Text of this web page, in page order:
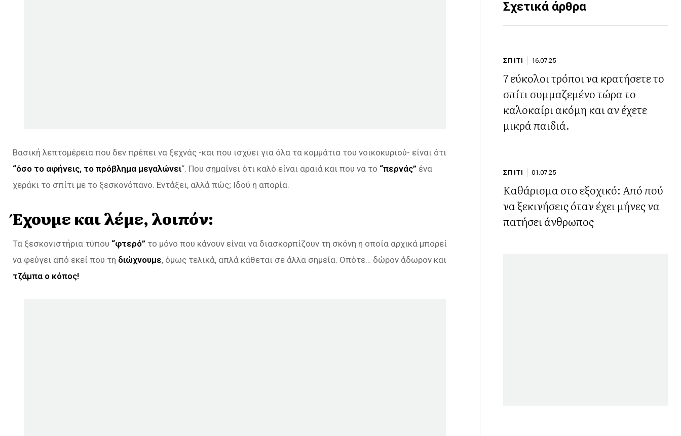
Βασική λεπτομέρεια που δεν πρέπει να ξεχνάς -και που ισχύει για όλα τα κομμάτια του νοικοκυριού- είναι ότι
“όσο το αφήνεις, το πρόβλημα μεγαλώνει“. Που σημαίνει ότι καλό είναι αραιά και που να το “περνάς” ένα
χεράκι το σπίτι με το ξεσκονόπανο. Εντάξει, αλλά πώς; Ιδού η απορία.
Έχουμε και λέμε, λοιπόν:
Τα ξεσκονιστήρια τύπου “φτερό” το μόνο που κάνουν είναι να διασκορπίζουν τη σκόνη η οποία αρχικά μπορεί
να φεύγει από εκεί που τη διώχνουμε, όμως τελικά, απλά κάθεται σε άλλα σημεία. Οπότε… δώρον άδωρον και
τζάμπα ο κόπος!
Σχετικά άρθρα
ΣΠΙΤΙ 16.07.25
7 εύκολοι τρόποι να κρατήσετε το
σπίτι συμμαζεμένο τώρα το
καλοκαίρι ακόμη και αν έχετε
μικρά παιδιά.
ΣΠΙΤΙ 01.07.25
Καθάρισμα στο εξοχικό: Από πού
να ξεκινήσεις όταν έχει μήνες να
πατήσει άνθρωπος